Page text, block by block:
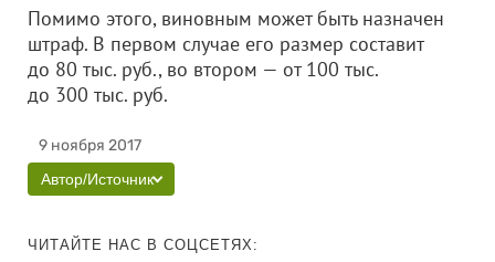
Помимо этого, виновным может быть назначен
штраф. В первом случае его размер составит
до 80 тыс. руб., во втором — от 100 тыс.
до 300 тыс. руб.
9 ноября 2017
Автор/Источник
ЧИТАЙТЕ НАС В СОЦСЕТЯХ: